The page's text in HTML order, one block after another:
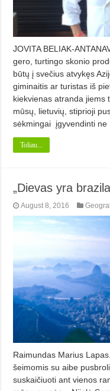
JOVITA BELIAK-
gero, turtingo skonio
būtų į svečius atvykęs
giminaitis ar turistas iš
kiekvienas atranda jiems
mūsų, lietuvių, stiprioji
sėkmingai įgyvendinti ne
Toliau...
„Dievas yra
August 8, 2016
Raimundas Marius
šeimomis su aibe
suskaičiuoti ant vienos